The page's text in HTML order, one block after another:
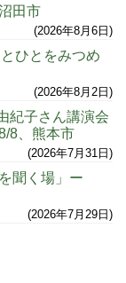
田市
2026年8月6日
ひとをみつめ
2026年8月2日
紀子さん講演会
8、熊本市
2026年7月31日
聞く場」ー
2026年7月29日